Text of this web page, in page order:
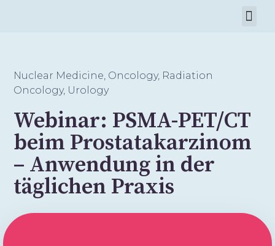
Nuclear Medicine, Oncology, Radiation
Oncology, Urology
Webinar: PSMA-PET/CT
beim Prostatakarzinom
– Anwendung in der
täglichen Praxis